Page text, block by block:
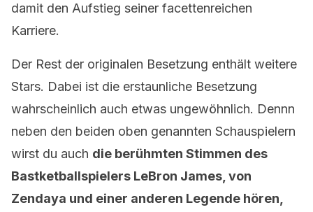
damit den Aufstieg seiner facettenreichen
Karriere.
Der Rest der originalen Besetzung enthält weitere
Stars. Dabei ist die erstaunliche Besetzung
wahrscheinlich auch etwas ungewöhnlich. Dennn
neben den beiden oben genannten Schauspielern
wirst du auch die berühmten Stimmen des
Bastketballspielers LeBron James, von
Zendaya und einer anderen Legende hören,